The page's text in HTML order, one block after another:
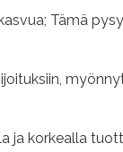
Tämä
ja korkealla